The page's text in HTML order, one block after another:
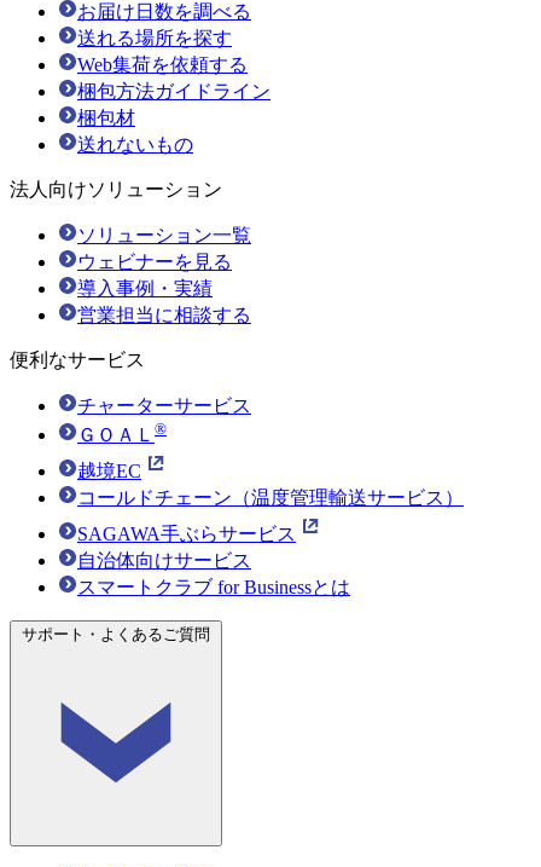
お届け日数を調べる
送れる場所を探す
Web集荷を依頼する
梱包方法ガイドライン
梱包材
送れないもの
法人向けソリューション
ソリューション一覧
ウェビナーを見る
導入事例・実績
営業担当に相談する
便利なサービス
チャーターサービス
ＧＯＡＬ ®
越境EC
コールドチェーン（温度管理輸送サービス）
SAGAWA手ぶらサービス
自治体向けサービス
スマートクラブ for Businessとは
サポート・よくあるご質問